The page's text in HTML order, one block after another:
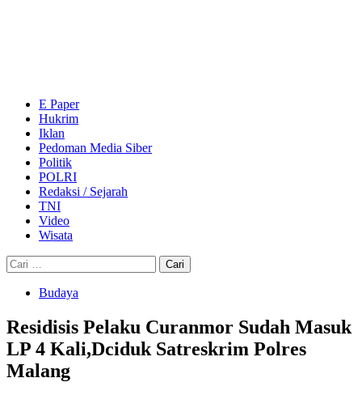
E Paper
Hukrim
Iklan
Pedoman Media Siber
Politik
POLRI
Redaksi / Sejarah
TNI
Video
Wisata
Cari
untuk:
Budaya
Residisis Pelaku Curanmor Sudah Masuk
LP 4 Kali,Dciduk Satreskrim Polres
Malang